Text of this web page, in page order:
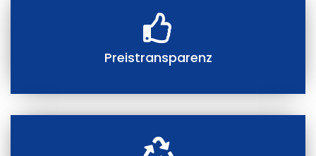
Preistransparenz